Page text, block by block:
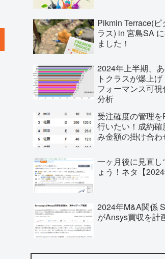
Pikmin Terrace(ピ
ラス) in 宮島SA
ました！
2024年上半期、
トクラスが爆上
フォーマンス可
分析
受注確度の管理
行いたい！成約確
み金額の掛け合わ
一ヶ月後に見直し
ょう！ネタ【2024
2024年M&A関係
がAnsys買収を計